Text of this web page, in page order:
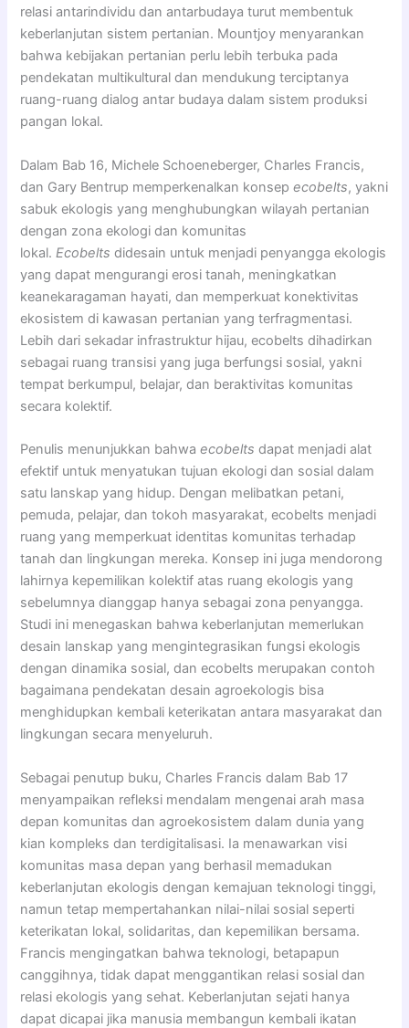
relasi antarindividu dan antarbudaya turut membentuk
keberlanjutan sistem pertanian. Mountjoy menyarankan
bahwa kebijakan pertanian perlu lebih terbuka pada
pendekatan multikultural dan mendukung terciptanya
ruang-ruang dialog antar budaya dalam sistem produksi
pangan lokal.
Dalam Bab 16, Michele Schoeneberger, Charles Francis,
dan Gary Bentrup memperkenalkan konsepecobelts, yakni
sabuk ekologis yang menghubungkan wilayah pertanian
dengan zona ekologi dan komunitas
lokal.Ecobelts didesain untuk menjadi penyangga ekologis
yang dapat mengurangi erosi tanah, meningkatkan
keanekaragaman hayati, dan memperkuat konektivitas
ekosistem di kawasan pertanian yang terfragmentasi.
Lebih dari sekadar infrastruktur hijau, ecobelts dihadirkan
sebagai ruang transisi yang juga berfungsi sosial, yakni
tempat berkumpul, belajar, dan beraktivitas komunitas
secara kolektif.
Penulis menunjukkan bahwaecobelts dapat menjadi alat
efektif untuk menyatukan tujuan ekologi dan sosial dalam
satu lanskap yang hidup. Dengan melibatkan petani,
pemuda, pelajar, dan tokoh masyarakat, ecobelts menjadi
ruang yang memperkuat identitas komunitas terhadap
tanah dan lingkungan mereka. Konsep ini juga mendorong
lahirnya kepemilikan kolektif atas ruang ekologis yang
sebelumnya dianggap hanya sebagai zona penyangga.
Studi ini menegaskan bahwa keberlanjutan memerlukan
desain lanskap yang mengintegrasikan fungsi ekologis
dengan dinamika sosial, dan ecobelts merupakan contoh
bagaimana pendekatan desain agroekologis bisa
menghidupkan kembali keterikatan antara masyarakat dan
lingkungan secara menyeluruh.
Sebagai penutup buku, Charles Francis dalam Bab 17
menyampaikan refleksi mendalam mengenai arah masa
depan komunitas dan agroekosistem dalam dunia yang
kian kompleks dan terdigitalisasi. Ia menawarkan visi
komunitas masa depan yang berhasil memadukan
keberlanjutan ekologis dengan kemajuan teknologi tinggi,
namun tetap mempertahankan nilai-nilai sosial seperti
keterikatan lokal, solidaritas, dan kepemilikan bersama.
Francis mengingatkan bahwa teknologi, betapapun
canggihnya, tidak dapat menggantikan relasi sosial dan
relasi ekologis yang sehat. Keberlanjutan sejati hanya
dapat dicapai jika manusia membangun kembali ikatan